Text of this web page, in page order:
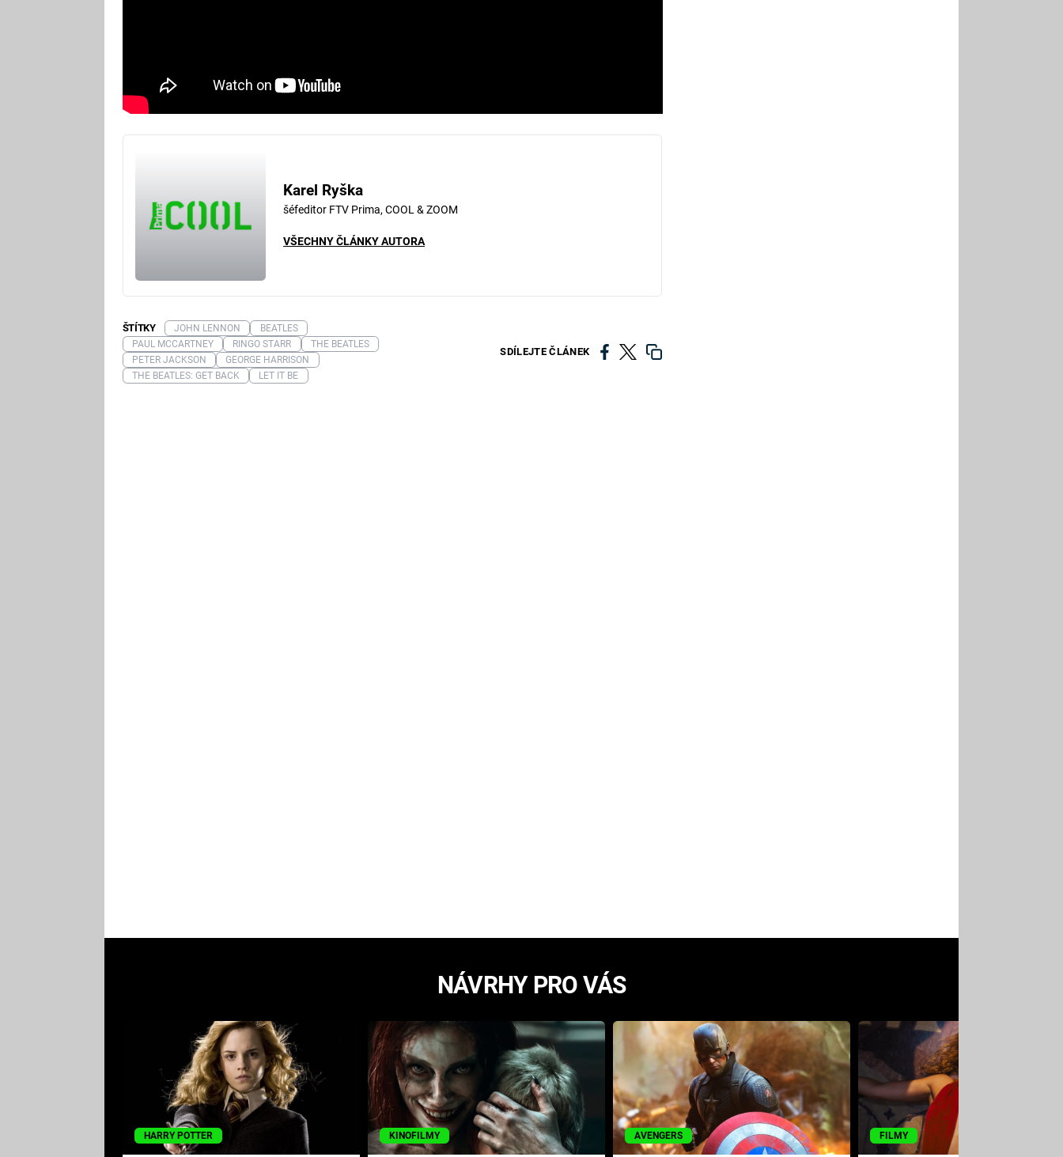
Karel Ryška
šéfeditor FTV Prima, COOL & ZOOM
VŠECHNY ČLÁNKY AUTORA
SDÍLEJTE ČLÁNEK
ŠTÍTKY JOHN LENNON
BEATLES
PAUL MCCARTNEY
RINGO STARR
THE BEATLES
PETER JACKSON
GEORGE HARRISON
THE BEATLES: GET BACK
LET IT BE
NÁVRHY PRO VÁS
HARRY POTTER KINOFILMY AVENGERS FILMY